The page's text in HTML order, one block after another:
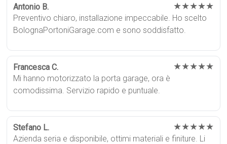
Antonio B. ★★★★★
Preventivo chiaro, installazione impeccabile. Ho scelto
BolognaPortoniGarage.com e sono soddisfatto.
Francesca C. ★★★★★
Mi hanno motorizzato la porta garage, ora è
comodissima. Servizio rapido e puntuale.
Stefano L. ★★★★★
Azienda seria e disponibile, ottimi materiali e finiture. Li